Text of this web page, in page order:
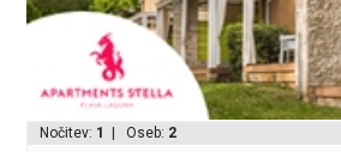
Nočitev: 1 | Oseb: 2